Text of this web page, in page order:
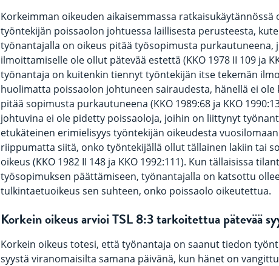
Korkeimman oikeuden aikaisemmassa ratkaisukäytännössä
työntekijän poissaolon johtuessa laillisesta perusteesta,
työnantajalla on oikeus pitää työsopimusta purkautuneena,
ilmoittamiselle ole ollut pätevää estettä (KKO 1978 II 109 ja
työnantaja on kuitenkin tiennyt työntekijän itse tekemän
huolimatta poissaolon johtuneen sairaudesta, hänellä ei
pitää sopimusta purkautuneena (KKO 1989:68 ja KKO
johtuvina ei ole pidetty poissaoloja, joihin on liittynyt
etukäteinen erimielisyys työntekijän oikeudesta
riippumatta siitä, onko työntekijällä ollut tällainen lakiin tai
oikeus (KKO 1982 II 148 ja KKO 1992:111). Kun tällaisissa
työsopimuksen päättämiseen, työnantajalla on katsottu
tulkintaetuoikeus sen suhteen, onko poissaolo oikeutettua.
Korkeinoikeus arvioi TSL 8:3 tarkoitettua pätevää
Korkein oikeus totesi, että työnantaja on saanut tiedon
syystä viranomaisilta samana päivänä, kun hänet on